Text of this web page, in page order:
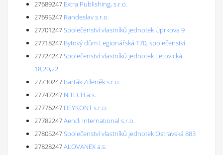
27689247 Extra Publishing, s.r.o.
27695247 Randeslav s.r.o.
27701247Společenství vlastníků jednotek Úprkova 9
27718247 Bytový dům Legionářská 170, společenství
27724247Společenství vlastníků jednotek Letovická
18,20,22
27730247 Barták Zdeněk s.r.o.
27747247 NITECH a.s.
27776247 DEYKONT s.r.o.
27782247Aendi International s.r.o.
27805247Společenství vlastníků jednotek Ostravská 883
27828247ALOVANEX a.s.